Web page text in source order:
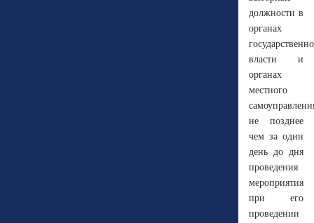
должности в
органах
власти и
органах
местного
не позднее
чем за один
день до дня
проведения
мероприятия
при его
проведении